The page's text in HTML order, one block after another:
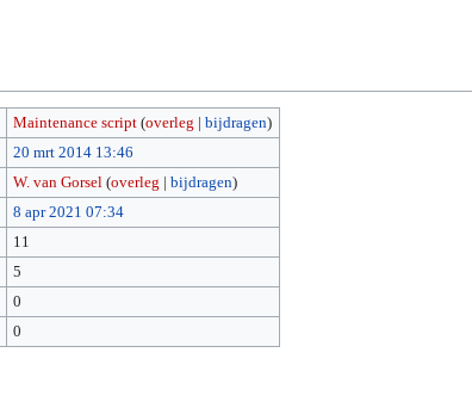
Maintenance script (overleg |bijdragen)
20 mrt 2014 13:46
W. van Gorsel (overleg |bijdragen)
8 apr 2021 07:34
11
5
0
0